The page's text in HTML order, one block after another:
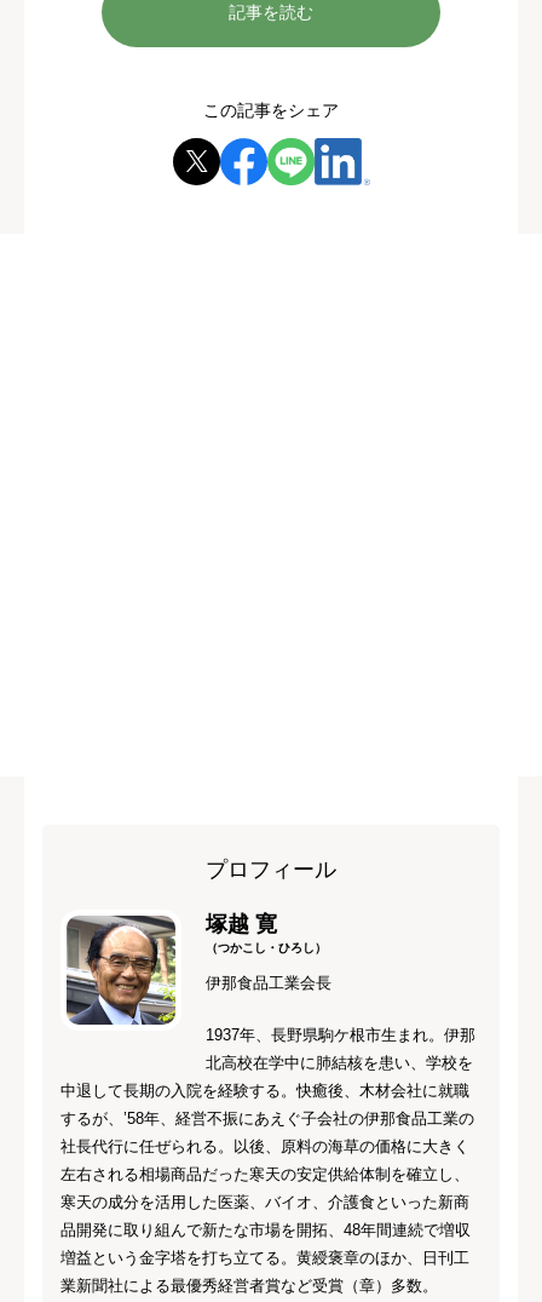
記事を読む
この記事をシェア
プロフィール
塚越 寛
（つかこし・ひろし）
伊那食品工業会長
1937年、長野県駒ケ根市生まれ。伊那
北高校在学中に肺結核を患い、学校を
中退して長期の入院を経験する。快癒後、木材会社に就職
するが、’58年、経営不振にあえぐ子会社の伊那食品工業の
社長代行に任ぜられる。以後、原料の海草の価格に大きく
左右される相場商品だった寒天の安定供給体制を確立し、
寒天の成分を活用した医薬、バイオ、介護食といった新商
品開発に取り組んで新たな市場を開拓、48年間連続で増収
増益という金字塔を打ち立てる。黄綬褒章のほか、日刊工
業新聞社による最優秀経営者賞など受賞（章）多数。